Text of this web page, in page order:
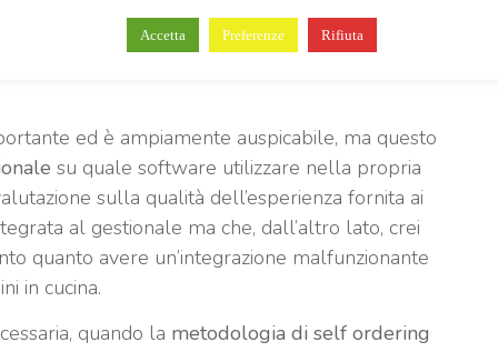
è necessario integrare il gestionale di cassa con il
cellulari dei clienti?
ed è ampiamente auspicabile, ma questo
su quale software utilizzare nella propria
sulla qualità dell’esperienza fornita ai
al gestionale ma che, dall’altro lato, crei
quanto avere un’integrazione malfunzionante
in cucina.
quando la metodologia di self ordering
Accetta Preferenze Rifiuta